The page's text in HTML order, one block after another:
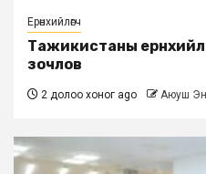
Ерөнхийлөгч
Тажикистаны
зочлов
2 долоо хоног ago Аюуш